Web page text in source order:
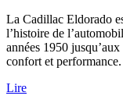
La Cadillac Eldorado
l’histoire de
années 1950
confort et performance.
Lire